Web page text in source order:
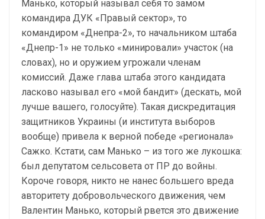
Манько, который называл себя то замом
командира ДУК «Правый сектор», то
командиром «Днепра-2», то начальником штаба
«Днепр-1» не только «минировали» участок (на
словах), но и оружием угрожали членам
комиссий. Даже глава штаба этого кандидата
ласково называл его «мой бандит» (дескать, мой
лучше вашего, голосуйте). Такая дискредитация
защитников Украины (и института выборов
вообще) привела к верной победе «регионала»
Сажко. Кстати, сам Манько – из того же лукошка:
был депутатом сельсовета от ПР до войны.
Короче говоря, никто не нанес большего вреда
авторитету добровольческого движения, чем
Валентин Манько, который рвется это движение